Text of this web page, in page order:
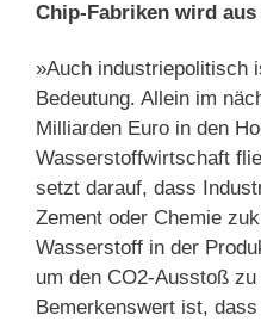
Chip-Fabriken wird
»Auch industriepolitisch
Bedeutung. Allein im
Milliarden Euro in den
Wasserstoffwirtschaft
setzt darauf, dass
Zement oder Chemie
Wasserstoff in der
um den CO2-Ausstoß
Bemerkenswert ist,